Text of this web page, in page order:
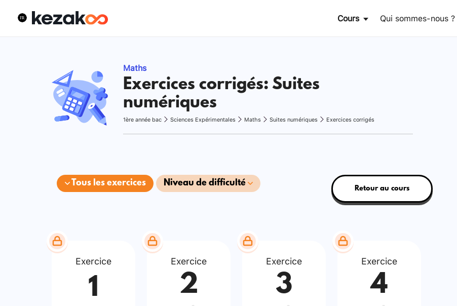
Cours Qui sommes-nous ?
Maths
Exercices corrigés: Suites
numériques
1ère année bac Sciences Expérimentales Maths Suites numériques Exercices corrigés
Tous les exercices Niveau de difficulté
Retour au cours
Exercice
1
Exercice
2
Exercice
3
Exercice
4